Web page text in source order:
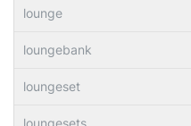
lounge
loungebank
loungeset
loungesets